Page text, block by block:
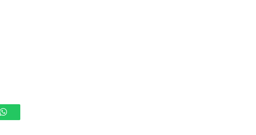
WhatsApp